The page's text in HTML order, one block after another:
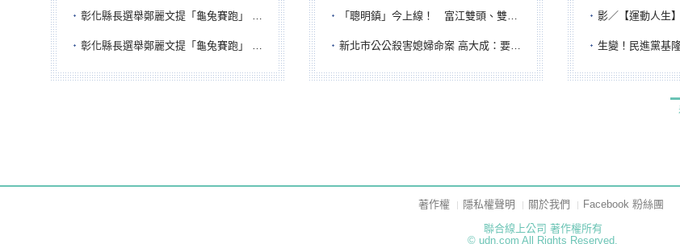
彰化縣長選舉鄭麗文提「龜兔賽跑」 綠營、無黨籍忙否認是烏龜
彰化縣長選舉鄭麗文提「龜兔賽跑」 綠營、無黨籍忙否認是烏龜
「聰明鎮」今上線！ 富江雙頭、雙一、人頭氣球全登場
新北市公公殺害媳婦命案 高大成：要害殺多刀顯示怨恨深
影／【運動人生】從通靈少女到
生變！民進黨基隆安樂區議員
著作權 隱私權聲明 關於我們
Facebook 粉絲團
聯合線上公司 著作權所有
© udn.com All Rights Reserved.